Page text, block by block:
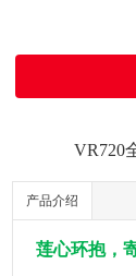
VR720
产品介绍
莲心环抱，